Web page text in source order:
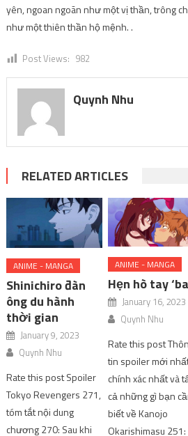
yên, ngoan ngoãn như một vị thần, trông
như một thiên thần hộ mệnh. .
Post Views: 982
Quynh Nhu
RELATED ARTICLES
ANIME - MANGA
Shinichiro đàn
ông du hành
thời gian
January 9, 2023
Quynh Nhu
Rate this post Spoiler
Tokyo Revengers 271,
tóm tắt nội dung
chương 270: Sau khi
ANIME - MANGA
Hẹn hò tay
January 16, 2023
Quynh Nhu
Rate this post
tin spoiler mới
chính xác nhất và
cả những gì bạn
biết về Kanojo
Okarishimasu